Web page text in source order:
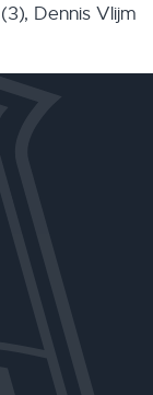
Dennis Vlijm